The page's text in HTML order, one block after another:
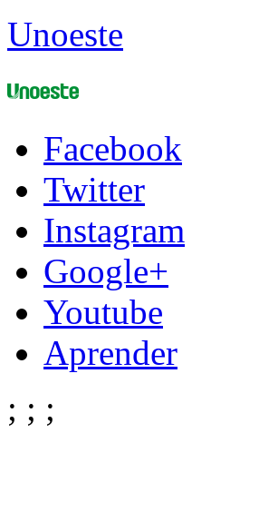
Unoeste
Facebook
Twitter
Instagram
Google+
Youtube
Aprender
; ; ;